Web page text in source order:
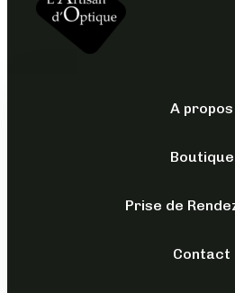
A propos
Boutique
Prise de
Contact